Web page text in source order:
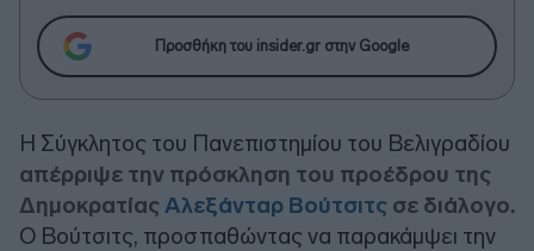
Προσθήκη του insider.gr στην Google
Η Σύγκλητος του Πανεπιστημίου του Βελιγραδίου
απέρριψε την πρόσκληση του προέδρου της
ΔημοκρατίαςΑλεξάνταρ Βούτσιτς σε διάλογο.
Ο Βούτσιτς, προσπαθώντας να παρακάμψει την